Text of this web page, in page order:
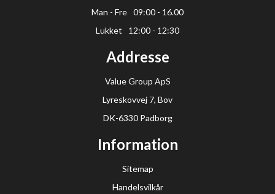
Man - Fre 09:00 - 16.00
Lukket
12:00 - 12:30
Addresse
Value Group ApS
Lyreskovvej 7, Bov
DK-6330 Padborg
Information
Sitemap
Handelsvilkår